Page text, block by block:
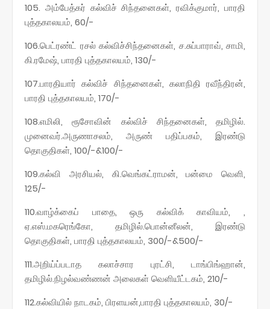
105. அம்பேத்கர் கல்விச் சிந்தனைகள், ரவிக்குமார், பாரதி
புத்தகாலயம், 60/-
106.பெட்ரண்ட் ரசல் கல்விச்சிந்தனைகள், ச.சுப்பாராவ், சாமி,
கி.ரமேஷ், பாரதி புத்தகாலயம், 130/-
107.பாரதியார் கல்விச் சிந்தனைகள், கலாநிதி ரவீந்திரன்,
பாரதி புத்தகாலயம், 170/-
108.எமிலி, ரூசோவின் கல்விச் சிந்தனைகள், தமிழில்.
முனைவர்.அருணாசலம், அருண் பதிப்பகம், இரண்டு
தொகுதிகள், 100/-&100/-
109.கல்வி அரசியல், கி.வெங்கட்ராமன், பன்மை வெளி,
125/-
110.வாழ்க்கைப் பாதை, ஒரு கல்விக் காவியம், ,
ஏ.எஸ்.மகரெங்கோ, தமிழில்.பொன்னீலன், இரண்டு
தொகுதிகள், பாரதி புத்தகாலயம், 300/-&500/-
111.அறிய்ப்படாத கலாச்சார புரட்சி, டாங்பிங்ஹான்,
தமிழில்.நிழல்வண்ணன் அலைகள் வெளியீட்டகம், 210/-
112.கல்வியில் நாடகம், பிரளயன்,பாரதி புத்தகாலயம், 30/-